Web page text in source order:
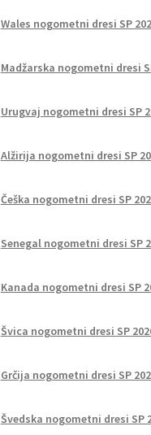
Wales nogometni dresi SP
Madžarska nogometni dresi
Urugvaj nogometni dresi SP
Alžirija nogometni dresi SP
Češka nogometni dresi SP
Senegal nogometni dresi SP
Kanada nogometni dresi SP
Švica nogometni dresi SP
Grčija nogometni dresi SP
Švedska nogometni dresi SP